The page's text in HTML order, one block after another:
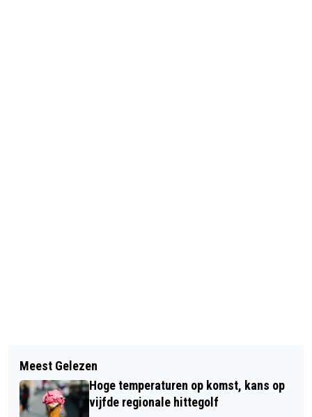
DIGITAAL OF BUITEN? STEEDS MEER
TILBURGERS KIEZEN TEGENWOORDIG
VOOR EEN COMBINATIE VAN BEIDE IN
PROVINCIE NOORD-BRABANT ZET
KOERS NAAR TOEKOMSTBESTENDIG
Meest Gelezen
Hoge temperaturen op komst, kans op
vijfde regionale hittegolf